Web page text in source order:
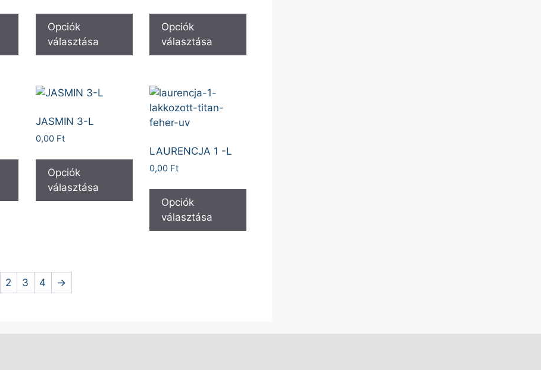
Opciók
választása
Opciók
választása
JASMIN 3-L
0,00 Ft
Opciók
választása
LAURENCJA 1 -L
0,00 Ft
Opciók
választása
2 3 4 →